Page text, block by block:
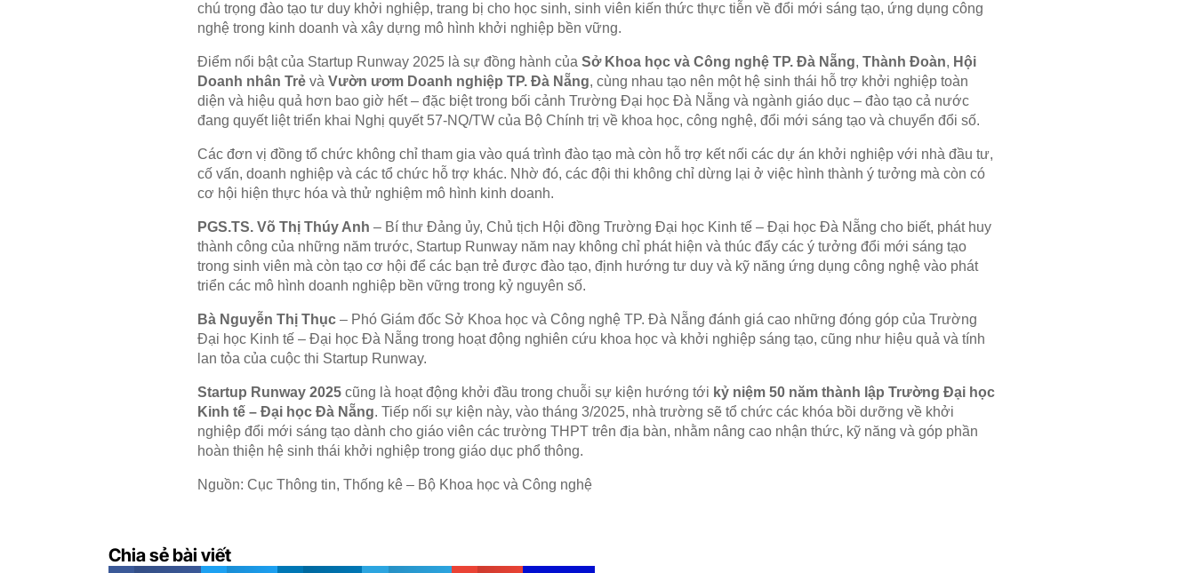
chú trọng đào tạo tư duy khởi nghiệp, trang bị cho học sinh, sinh viên kiến thức thực tiễn về đổi mới sáng tạo, ứng dụng công
nghệ trong kinh doanh và xây dựng mô hình khởi nghiệp bền vững.
Điểm nổi bật của Startup Runway 2025 là sự đồng hành của Sở Khoa học và Công nghệ TP. Đà Nẵng, Thành Đoàn, Hội
Doanh nhân Trẻ và Vườn ươm Doanh nghiệp TP. Đà Nẵng, cùng nhau tạo nên một hệ sinh thái hỗ trợ khởi nghiệp toàn
diện và hiệu quả hơn bao giờ hết – đặc biệt trong bối cảnh Trường Đại học Đà Nẵng và ngành giáo dục – đào tạo cả nước
đang quyết liệt triển khai Nghị quyết 57-NQ/TW của Bộ Chính trị về khoa học, công nghệ, đổi mới sáng tạo và chuyển đổi số.
Các đơn vị đồng tổ chức không chỉ tham gia vào quá trình đào tạo mà còn hỗ trợ kết nối các dự án khởi nghiệp với nhà đầu tư,
cố vấn, doanh nghiệp và các tổ chức hỗ trợ khác. Nhờ đó, các đội thi không chỉ dừng lại ở việc hình thành ý tưởng mà còn có
cơ hội hiện thực hóa và thử nghiệm mô hình kinh doanh.
PGS.TS. Võ Thị Thúy Anh – Bí thư Đảng ủy, Chủ tịch Hội đồng Trường Đại học Kinh tế – Đại học Đà Nẵng cho biết, phát huy
thành công của những năm trước, Startup Runway năm nay không chỉ phát hiện và thúc đẩy các ý tưởng đổi mới sáng tạo
trong sinh viên mà còn tạo cơ hội để các bạn trẻ được đào tạo, định hướng tư duy và kỹ năng ứng dụng công nghệ vào phát
triển các mô hình doanh nghiệp bền vững trong kỷ nguyên số.
Bà Nguyễn Thị Thục – Phó Giám đốc Sở Khoa học và Công nghệ TP. Đà Nẵng đánh giá cao những đóng góp của Trường
Đại học Kinh tế – Đại học Đà Nẵng trong hoạt động nghiên cứu khoa học và khởi nghiệp sáng tạo, cũng như hiệu quả và tính
lan tỏa của cuộc thi Startup Runway.
Startup Runway 2025 cũng là hoạt động khởi đầu trong chuỗi sự kiện hướng tới kỷ niệm 50 năm thành lập Trường Đại học
Kinh tế – Đại học Đà Nẵng. Tiếp nối sự kiện này, vào tháng 3/2025, nhà trường sẽ tổ chức các khóa bồi dưỡng về khởi
nghiệp đổi mới sáng tạo dành cho giáo viên các trường THPT trên địa bàn, nhằm nâng cao nhận thức, kỹ năng và góp phần
hoàn thiện hệ sinh thái khởi nghiệp trong giáo dục phổ thông.
Nguồn: Cục Thông tin, Thống kê – Bộ Khoa học và Công nghệ
Chia sẻ bài viết